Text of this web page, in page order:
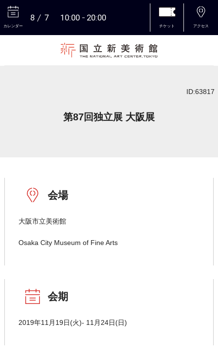
カレンダー
8 7 10:00 20:00
チケット アクセス
ID:63817
第87回独立展 大阪展
会場
大阪市立美術館
Osaka City Museum of Fine Arts
会期
2019年11月19日(火)- 11月24日(日)